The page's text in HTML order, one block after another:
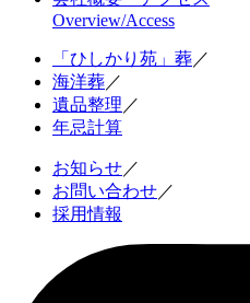
Overview/Access
「ひしかり苑」葬／
海洋葬／
遺品整理 ／
年忌計算
お知らせ／
お問い合わせ／
採用情報